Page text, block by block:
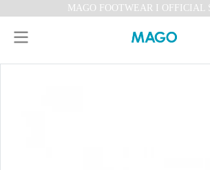
MAGO FOOTWEAR I OFFICIAL